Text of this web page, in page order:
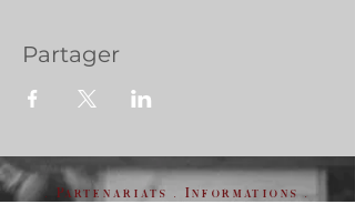
Partager
. Partenariats . Informations .